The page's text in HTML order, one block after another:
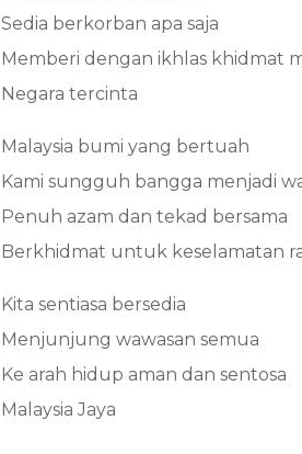
Sedia berkorban apa saja
Memberi dengan ikhlas khidmat
Negara tercinta
Malaysia bumi yang bertuah
Kami sungguh bangga menjadi
Penuh azam dan tekad bersama
Berkhidmat untuk keselamatan
Kita sentiasa bersedia
Menjunjung wawasan semua
Ke arah hidup aman dan sentosa
Malaysia Jaya